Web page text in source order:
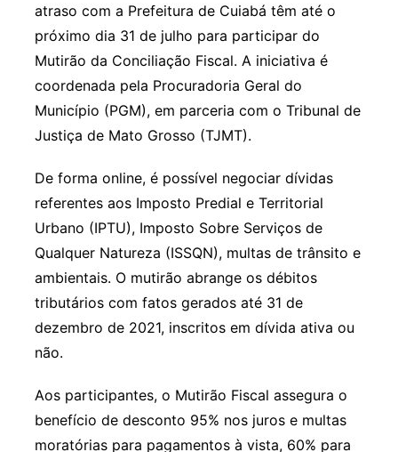
atraso com a Prefeitura de Cuiabá têm até o
próximo dia 31 de julho para participar do
Mutirão da Conciliação Fiscal. A iniciativa é
coordenada pela Procuradoria Geral do
Município (PGM), em parceria com o Tribunal de
Justiça de Mato Grosso (TJMT).
De forma online, é possível negociar dívidas
referentes aos Imposto Predial e Territorial
Urbano (IPTU), Imposto Sobre Serviços de
Qualquer Natureza (ISSQN), multas de trânsito e
ambientais. O mutirão abrange os débitos
tributários com fatos gerados até 31 de
dezembro de 2021, inscritos em dívida ativa ou
não.
Aos participantes, o Mutirão Fiscal assegura o
benefício de desconto 95% nos juros e multas
moratórias para pagamentos à vista, 60% para